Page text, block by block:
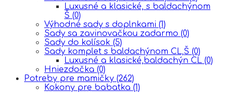
Luxusné a klasické, s baldachýnom
Š (0)
Výhodné sady s doplnkami (1)
Sady sa zavinovačkou zadarmo (0)
Sady do kolísok (5)
Sady komplet s baldachýnom CL,Š (0)
Luxusné a klasické,baldachýn CL (0)
Hniezdočka (0)
Potreby pre mamičky (262)
Kokony pre babatka (1)